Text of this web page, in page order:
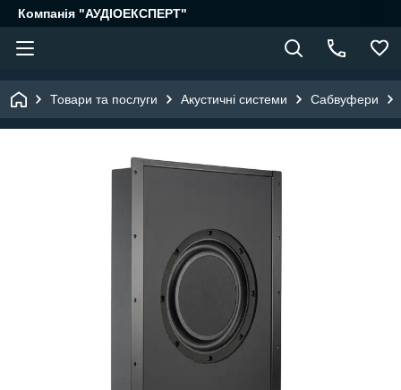
Компанія "АУДІОЕКСПЕРТ"
Товари та послуги Акустичні системи Сабвуфери